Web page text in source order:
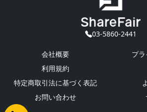
03-5860-2441
会社概要
プ
利用規約
特定商取引法に基づく表記
お問い合わせ